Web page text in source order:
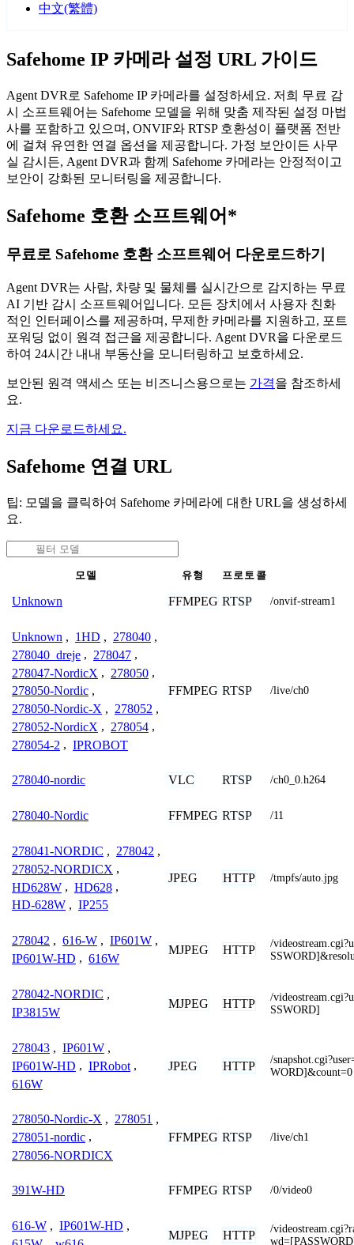
中文(繁體)
Safehome IP 카메라 설정 URL 가이드
Agent DVR로 Safehome IP 카메라를 설정하세요. 저희 무료 감
시 소프트웨어는 Safehome 모델을 위해 맞춤 제작된 설정 마법
사를 포함하고 있으며, ONVIF와 RTSP 호환성이 플랫폼 전반
에 걸쳐 유연한 연결 옵션을 제공합니다. 가정 보안이든 사무
실 감시든, Agent DVR과 함께 Safehome 카메라는 안정적이고
보안이 강화된 모니터링을 제공합니다.
Safehome 호환 소프트웨어*
무료로 Safehome 호환 소프트웨어 다운로드하기
Agent DVR는 사람, 차량 및 물체를 실시간으로 감지하는 무료
AI 기반 감시 소프트웨어입니다. 모든 장치에서 사용자 친화
적인 인터페이스를 제공하며, 무제한 카메라를 지원하고, 포트
포워딩 없이 원격 접근을 제공합니다. Agent DVR을 다운로드
하여 24시간 내내 부동산을 모니터링하고 보호하세요.
보안된 원격 액세스 또는 비즈니스용으로는 가격을 참조하세
요.
지금 다운로드하세요.
Safehome 연결 URL
팁: 모델을 클릭하여 Safehome 카메라에 대한 URL을 생성하세
요.
모델 유형 프로토콜
Unknown FFMPEG RTSP /onvif-stream1
Unknown , 1HD , 278040 ,
278040_dreje , 278047 ,
278047-NordicX , 278050 ,
278050-Nordic ,
278050-Nordic-X , 278052 ,
278052-NordicX , 278054 ,
278054-2 , IPROBOT
FFMPEG RTSP /live/ch0
278040-nordic VLC RTSP /ch0_0.h264
278040-Nordic FFMPEG RTSP /11
278041-NORDIC , 278042 ,
278052-NORDICX ,
HD628W , HD628 ,
HD-628W , IP255
JPEG HTTP /tmpfs/auto.jpg
278042 , 616-W , IP601W ,
IP601W-HD , 616W
MJPEG HTTP
/
278042-NORDIC ,
IP3815W
MJPEG HTTP
/
SSWORD]
278043 , IP601W ,
IP601W-HD , IPRobot ,
616W
JPEG HTTP
/
WORD]&count=0
278050-Nordic-X , 278051 ,
278051-nordic ,
278056-NORDICX
FFMPEG RTSP /live/ch1
391W-HD FFMPEG RTSP /0/video0
616-W , IP601W-HD ,
MJPEG HTTP
/